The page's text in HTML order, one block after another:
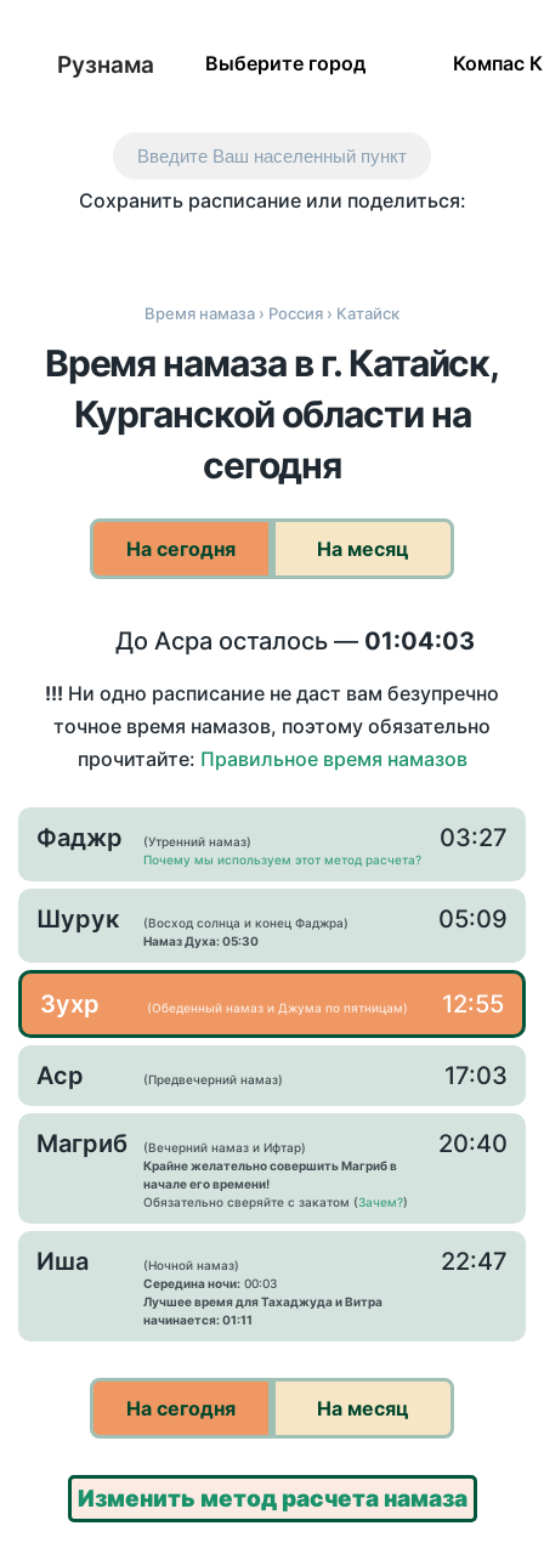
Рузнама Выберите город Компас
Введите Ваш населенный пункт
Сохранить расписание или поделиться:
Время намаза › Россия › Катайск
Время намаза в г. Катайск,
Курганской области на
сегодня
На сегодня На месяц
До Асра осталось — 01:04:03
!!! Ни одно расписание не даст вам безупречно
точное время намазов, поэтому обязательно
прочитайте: Правильное время намазов
Фаджр
(Утренний намаз)
Почему мы используем этот метод расчета?
03:27
Шурук
(Восход солнца и конец Фаджра)
Намаз Духа: 05:30
05:09
Зухр (Обеденный намаз и Джума по пятницам) 12:55
Аср (Предвечерний намаз) 17:03
Магриб
(Вечерний намаз и Ифтар)
Крайне желательно совершить Магриб в
начале его времени!
Обязательно сверяйте с закатом (Зачем?)
20:40
Иша
(Ночной намаз)
Середина ночи: 00:03
Лучшее время для Тахаджуда и Витра
начинается: 01:11
22:47
На сегодня На месяц
Изменить метод расчета намаза